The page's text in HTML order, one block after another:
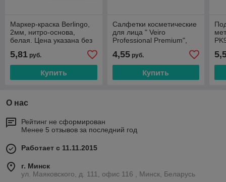
Маркер-краска Berlingo,
2мм, нитро-основа,
белая. Цена указана без
5,81 руб.
Купить
Салфетки косметические
для лица " Veiro
Professional Premium",
УЧЕТА НДС 20%
4,55руб.
Купить
О нас
Рейтинг не сформирован
Менее 5 отзывов за последний год
Работает с 11.11.2015
г. Минск
ул. Маяковского, д. 111, офис 116 , Минск, Беларусь